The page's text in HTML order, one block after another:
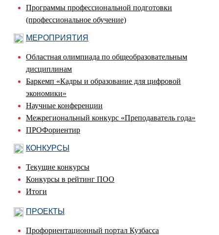
Программы профессиональной подготовки
(профессиональное обучение)
МЕРОПРИЯТИЯ
Областная олимпиада по общеобразовательным
дисциплинам
Баркемп «Кадры и образование для цифровой
экономики»
Научные конференции
Межрегиональный конкурс «Преподаватель года»
ПРОФориентир
КОНКУРСЫ
Текущие конкурсы
Конкурсы в рейтинг ПОО
Итоги
ПРОЕКТЫ
Профориентационный портал Кузбасса